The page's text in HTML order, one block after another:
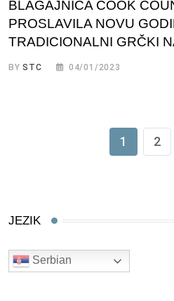
BLAGAJNICA COOK
PROSLAVILA NOVU
TRADICIONALNI GRČKI
BYSTC 04/01/2023
1 2
JEZIK
Serbian